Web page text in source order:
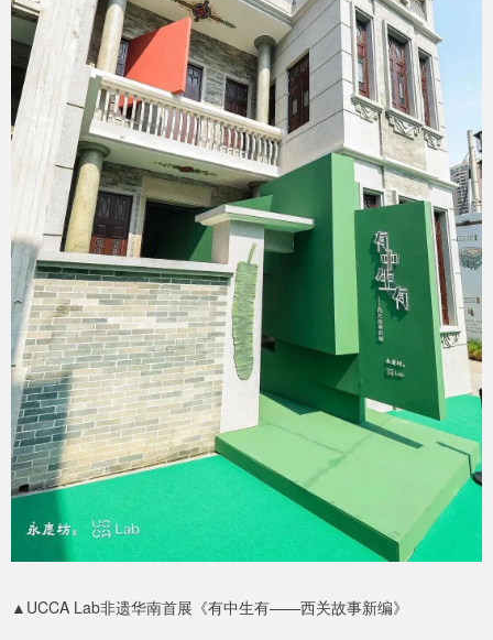
▲UCCA Lab非遗华南首展《有中生有——西关故事新编》